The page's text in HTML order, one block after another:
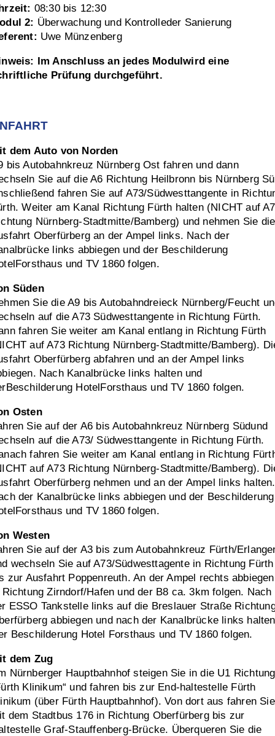
08:30 bis 12:30
2: Überwachung und Kontrolleder Sanierung
Uwe Münzenberg
Im Anschluss an jedes Modulwird eine
Prüfung durchgeführt.
dem Auto von Norden
bis Autobahnkreuz Nürnberg Ost fahren und dann
Sie auf die A6 Richtung Heilbronn bis Nürnberg
fahren Sie auf A73/Südwesttangente in
Weiter am Kanal Richtung Fürth halten (NICHT auf
Nürnberg-Stadtmitte/Bamberg) und nehmen Sie die
Oberfürberg an der Ampel links. Nach der
links abbiegen und der Beschilderung
und TV 1860 folgen.
Süden
Sie die A9 bis Autobahndreieck Nürnberg/Feucht
auf die A73 Südwesttangente in Richtung Fürth.
fahren Sie weiter am Kanal entlang in Richtung Fürth
auf A73 Richtung Nürnberg-Stadtmitte/Bamberg).
Oberfürberg abfahren und an der Ampel links
Nach Kanalbrücke links halten und
HotelForsthaus und TV 1860 folgen.
Osten
Sie auf der A6 bis Autobahnkreuz Nürnberg Südund
auf die A73/ Südwesttangente in Richtung Fürth.
fahren Sie weiter am Kanal entlang in Richtung
auf A73 Richtung Nürnberg-Stadtmitte/Bamberg).
Oberfürberg nehmen und an der Ampel links halten.
der Kanalbrücke links abbiegen und der Beschilderung
und TV 1860 folgen.
Westen
Sie auf der A3 bis zum Autobahnkreuz Fürth/
wechseln Sie auf A73/Südwesttagente in Richtung Fürth
zur Ausfahrt Poppenreuth. An der Ampel rechts abbiegen
Zirndorf/Hafen und der B8 ca. 3km folgen. Nach
ESSO Tankstelle links auf die Breslauer Straße
abbiegen und nach der Kanalbrücke links
Beschilderung Hotel Forsthaus und TV 1860 folgen.
dem Zug
Nürnberger Hauptbahnhof steigen Sie in die U1 Richtung
Klinikum“ und fahren bis zur End-haltestelle Fürth
(über Fürth Hauptbahnhof). Von dort aus fahren Sie
dem Stadtbus 176 in Richtung Oberfürberg bis zur
Graf-Stauffenberg-Brücke. Überqueren Sie die